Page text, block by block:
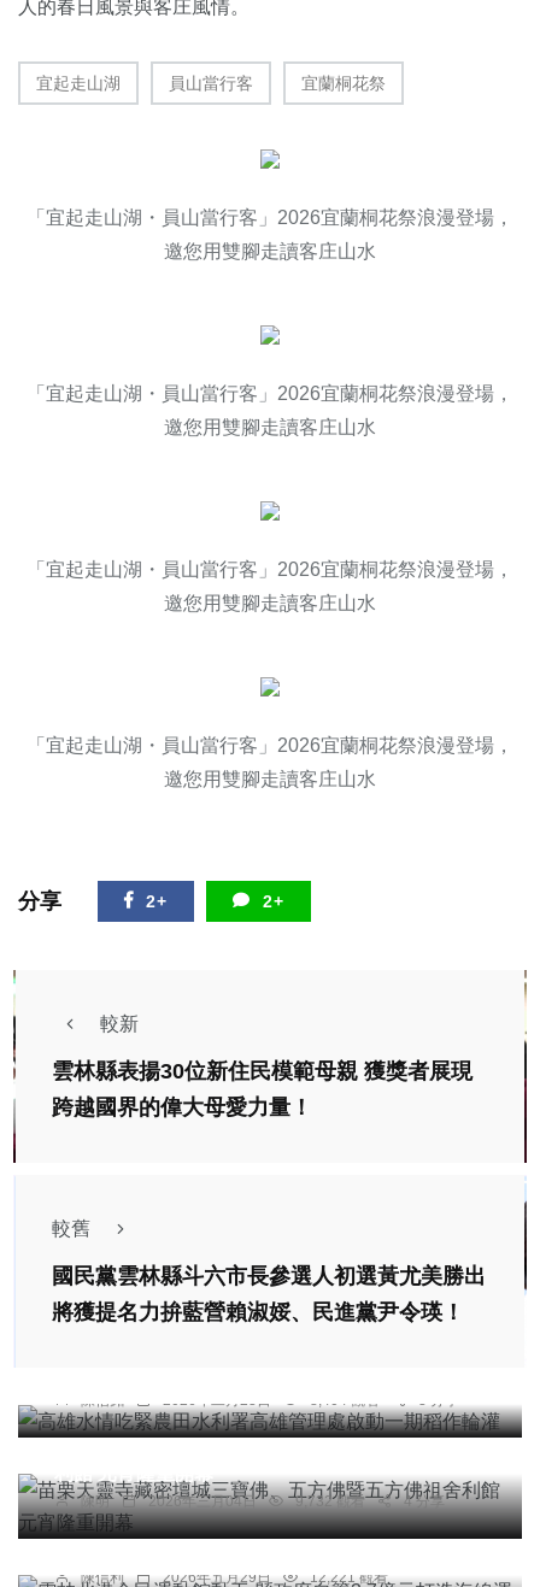
人的春日風景與客庄風情。
宜起走山湖 員山當行客 宜蘭桐花祭
「宜起走山湖・員山當行客」2026宜蘭桐花祭浪漫登場，
邀您用雙腳走讀客庄山水
「宜起走山湖・員山當行客」2026宜蘭桐花祭浪漫登場，
邀您用雙腳走讀客庄山水
「宜起走山湖・員山當行客」2026宜蘭桐花祭浪漫登場，
邀您用雙腳走讀客庄山水
「宜起走山湖・員山當行客」2026宜蘭桐花祭浪漫登場，
邀您用雙腳走讀客庄山水
分享 2+ 2+
較新
雲林縣表揚30位新住民模範母親 獲獎者展現
跨越國界的偉大母愛力量！
較舊
國民黨雲林縣斗六市長參選人初選黃尤美勝出
將獲提名力拚藍營賴淑娞、民進黨尹令瑛！
綜合新聞
陳信銘 2026年二月23日 8,404 觀看 3 分享
社會 宗教 綜合新聞 科技新知
苗栗天靈寺藏密壇城三寶佛、五方佛暨五方佛祖舍
陳明 2026年三月04日 9,732 觀看 4 分享
綜合新聞
雲林北港全民運動館動工 縣政府自籌3.7億元打造
陳信利 2026年五月29日
12,221 觀看